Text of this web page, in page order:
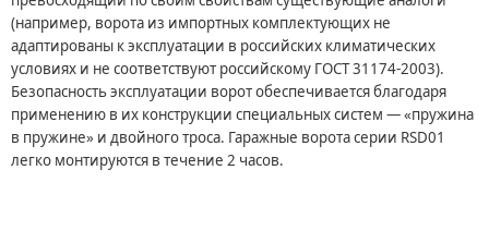
(например, ворота из импортных комплектующих не
адаптированы к эксплуатации в российских климатических
условиях и не соответствуют российскому ГОСТ 31174-2003).
Безопасность эксплуатации ворот обеспечивается благодаря
применению в их конструкции специальных систем — «пружина
в пружине» и двойного троса. Гаражные ворота серии RSD01
легко монтируются в течение 2 часов.